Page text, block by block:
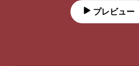
プレビュー